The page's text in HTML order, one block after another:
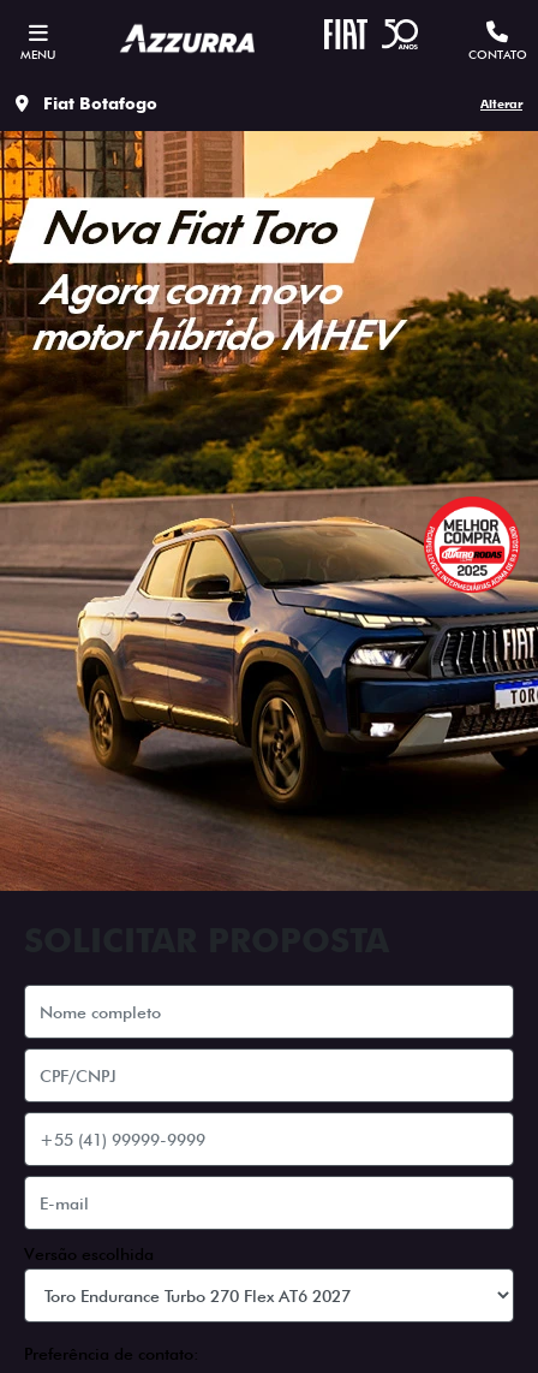
MENU CONTATO
Fiat Botafogo Alterar
Versão escolhida
Preferência de contato: